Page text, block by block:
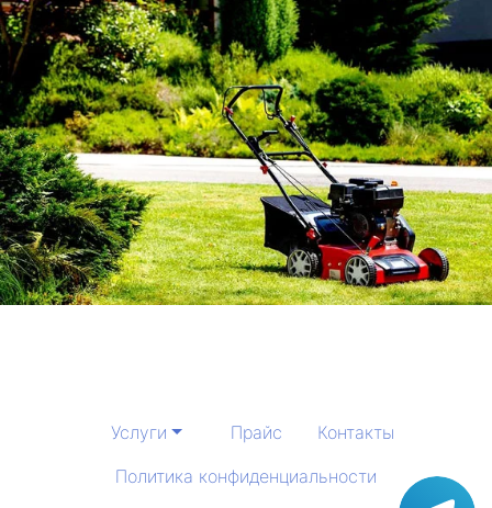
Услуги Прайс
Контакты
Политика конфиденциальности